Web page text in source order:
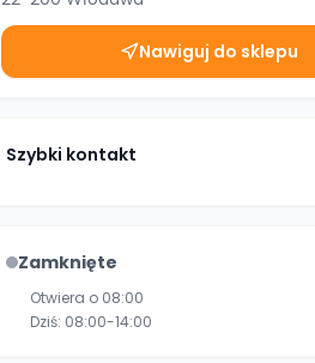
Nawiguj do sklepu
Szybki kontakt
Zamknięte
Otwiera o 08:00
Dziś: 08:00-14:00